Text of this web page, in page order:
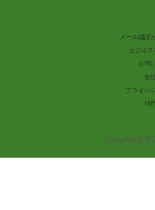
メール認証
ビジネ
お問
会
プライバ
利
Copyright ©